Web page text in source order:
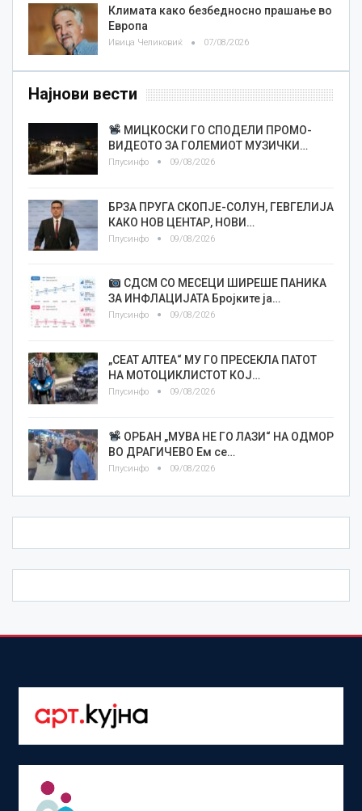
Климата како безбедносно прашање во
Европа
Ивица Челиковиќ 07/08/2026
Најнови вести
МИЦКОСКИ ГО СПОДЕЛИ ПРОМО-
ВИДЕОТО ЗА ГОЛЕМИОТ МУЗИЧКИ…
Плусинфо 09/08/2026
БРЗА ПРУГА СКОПЈЕ-СОЛУН, ГЕВГЕЛИЈА
КАКО НОВ ЦЕНТАР, НОВИ…
Плусинфо 09/08/2026
СДСМ СО МЕСЕЦИ ШИРЕШЕ ПАНИКА
ЗА ИНФЛАЦИЈАТА Бројките ја…
Плусинфо 09/08/2026
„СЕАТ АЛТЕА“ МУ ГО ПРЕСЕКЛА ПАТОТ
НА МОТОЦИКЛИСТОТ КОЈ…
Плусинфо 09/08/2026
ОРБАН „МУВА НЕ ГО ЛАЗИ“ НА ОДМОР
ВО ДРАГИЧЕВО Ем се…
Плусинфо 09/08/2026